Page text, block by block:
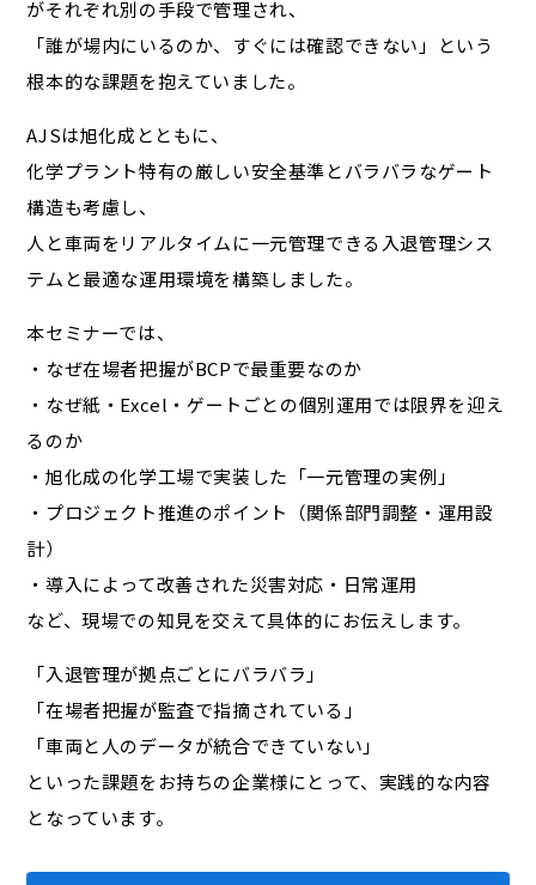
がそれぞれ別の手段で管理され、
「誰が場内にいるのか、すぐには確認できない」という
根本的な課題を抱えていました。
AJSは旭化成とともに、
化学プラント特有の厳しい安全基準とバラバラなゲート
構造も考慮し、
人と車両をリアルタイムに一元管理できる入退管理シス
テムと最適な運用環境を構築しました。
本セミナーでは、
・なぜ在場者把握がBCPで最重要なのか
・なぜ紙・Excel・ゲートごとの個別運用では限界を迎え
るのか
・旭化成の化学工場で実装した「一元管理の実例」
・プロジェクト推進のポイント（関係部門調整・運用設
計）
・導入によって改善された災害対応・日常運用
など、現場での知見を交えて具体的にお伝えします。
「入退管理が拠点ごとにバラバラ」
「在場者把握が監査で指摘されている」
「車両と人のデータが統合できていない」
といった課題をお持ちの企業様にとって、実践的な内容
となっています。